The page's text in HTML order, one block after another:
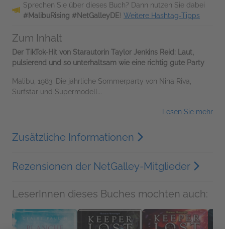
Sprechen Sie über dieses Buch? Dann nutzen Sie dabei
#MalibuRising #NetGalleyDE! Weitere Hashtag-Tipps
Zum Inhalt
Der TikTok-Hit von Starautorin Taylor Jenkins Reid: Laut,
pulsierend und so unterhaltsam wie eine richtig gute Party
Malibu, 1983. Die jährliche Sommerparty von Nina Riva,
Surfstar und Supermodell...
Lesen Sie mehr
Zusätzliche Informationen
Rezensionen der NetGalley-Mitglieder
LeserInnen dieses Buches mochten auch: